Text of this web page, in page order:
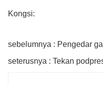
Kongsi:
sebelumnya : Pengedar
seterusnya : Tekan